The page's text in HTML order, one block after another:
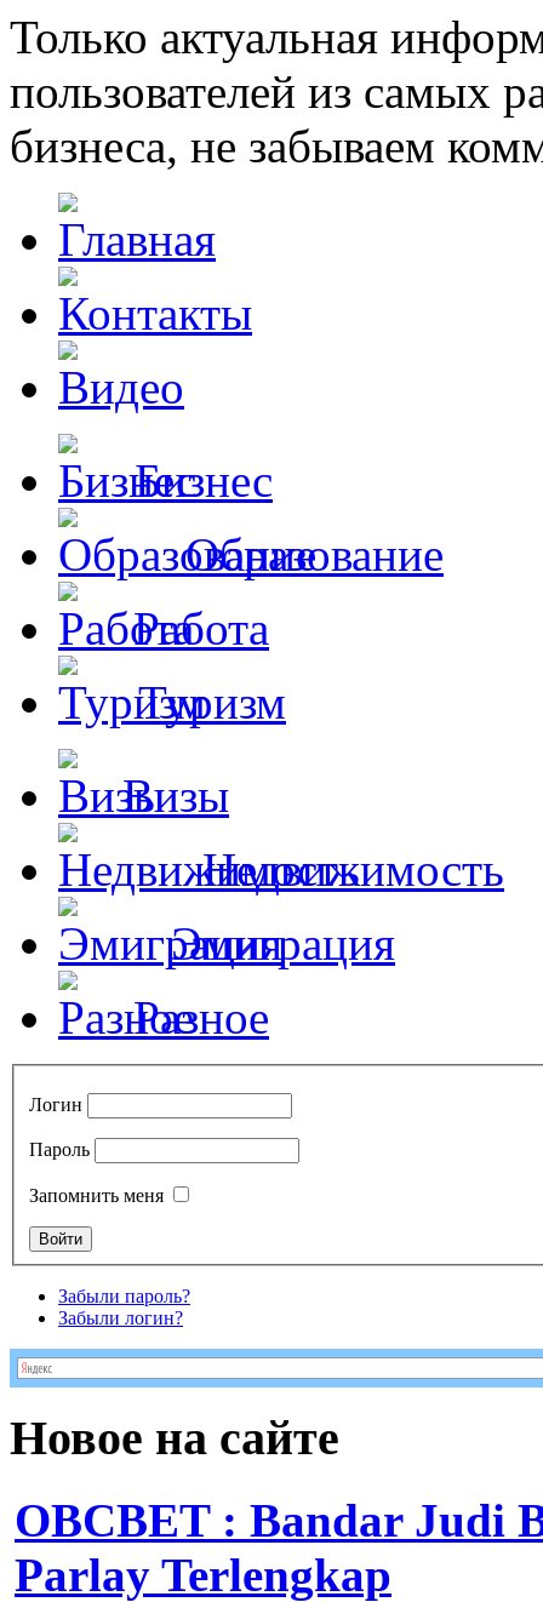
Только актуальная
пользователей из самых
бизнеса, не забываем
Бизнес
Образование
Работа
Туризм
Визы
Недвижимость
Эмиграция
Разное
Логин
Пароль
Запомнить меня
Забыли пароль?
Забыли логин?
Новое на сайте
OBCBET : Bandar Judi
Parlay Terlengkap